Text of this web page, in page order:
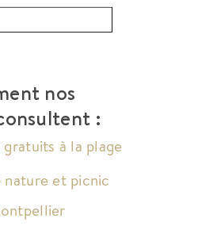
nos
:
gratuits à la plage
nature et picnic